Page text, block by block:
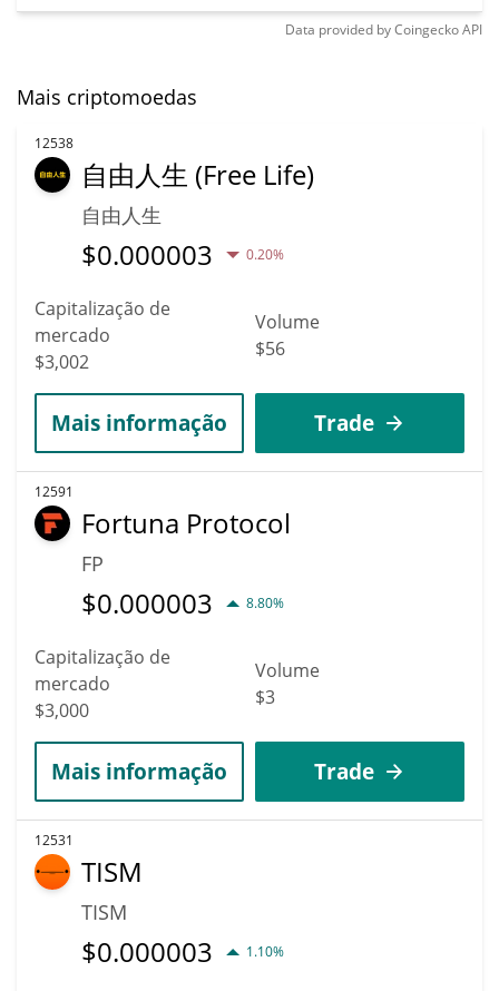
Data provided byCoingeckoAPI
Mais criptomoedas
12538
自由人生 (Free Life)
自由人生
$0.000003 0.20%
Capitalização de
mercado
$3,002
Volume
$56
Mais informação Trade
12591
Fortuna Protocol
FP
$0.000003 8.80%
Capitalização de
mercado
$3,000
Volume
$3
Mais informação Trade
12531
TISM
TISM
$0.000003 1.10%